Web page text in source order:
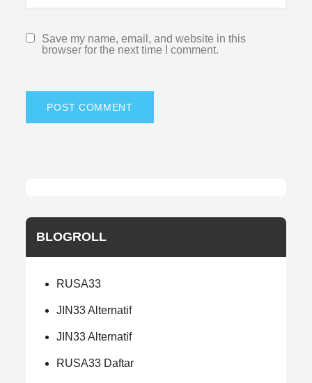
Save my name, email, and website in this
browser for the next time I comment.
BLOGROLL
RUSA33
JIN33 Alternatif
JIN33 Alternatif
RUSA33 Daftar